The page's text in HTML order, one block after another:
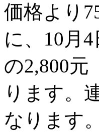
価格より
に、10月
の2,800元
ります。
なります